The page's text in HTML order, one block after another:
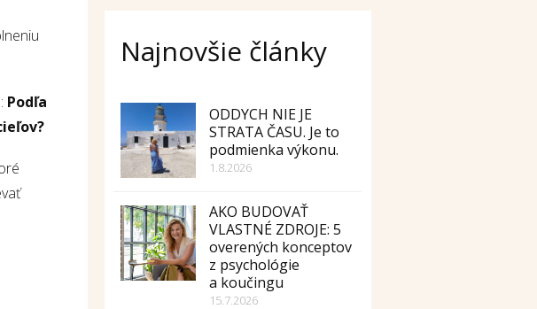
Podľa
Najnovšie články
ODDYCH NIE JE
STRATA ČASU. Je to
podmienka výkonu.
1.8.2026
AKO BUDOVAŤ
VLASTNÉ ZDROJE: 5
overených konceptov
z psychológie
a koučingu
15.7.2026